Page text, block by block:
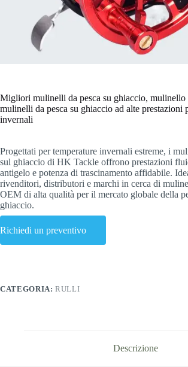
Migliori mulinelli da pesca su ghiaccio, mulinello
mulinelli da pesca su ghiaccio ad alte prestazioni
invernali
Progettati per temperature invernali estreme, i
sul ghiaccio di HK Tackle offrono prestazioni
antigelo e potenza di trascinamento affidabile.
rivenditori, distributori e marchi in cerca di
OEM di alta qualità per il mercato globale della
ghiaccio.
Richiedi un preventivo
CATEGORIA:RULLI
Descrizione